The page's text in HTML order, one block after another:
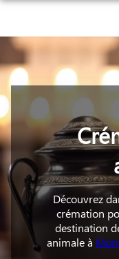
Aller
contenu
ORGANISER DES
PRÉVOIR SES
MONUMENTS
SERVICES AUX
NOS AGENCES
AGENCE 1
AGENCE 2
ESPACES HOMMAGES
Découvrez
crémation
destination
animale à